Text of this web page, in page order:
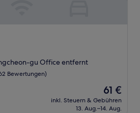
gu Office entfernt
Bewertungen)
Der
Preis
beträgt
61 €
inkl. Steuern & Gebühren
13. Aug.–14. Aug.